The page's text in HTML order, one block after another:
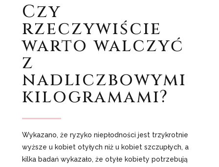
Czy
rzeczywiście
warto walczyć
z
nadliczbowymi
kilogramami?
Wykazano, że ryzyko niepłodności jest trzykrotnie
wyższe u kobiet otyłych niż u kobiet szczupłych, a
kilka badań wykazało, że otyłe kobiety potrzebują